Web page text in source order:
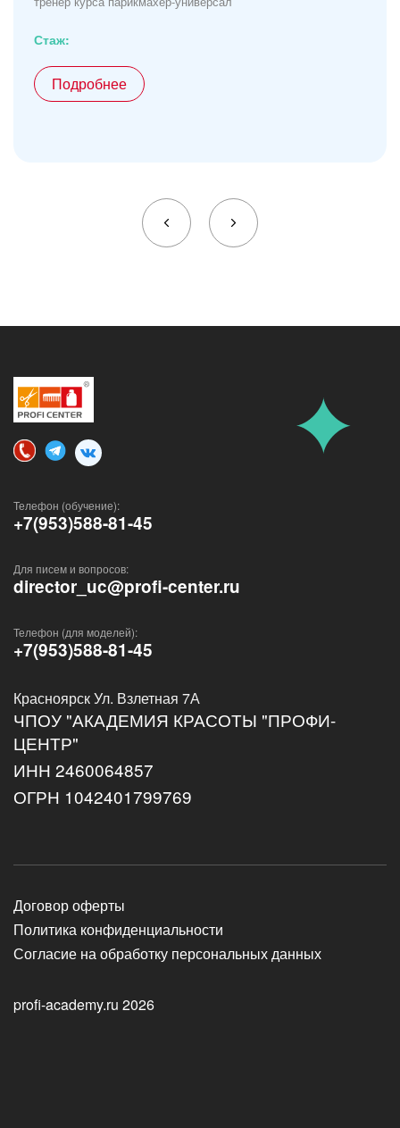
Телефон (обучение):
+7(953)588-81-45
Для писем и вопросов:
director_uc@profi-center.ru
Телефон (для моделей):
+7(953)588-81-45
Красноярск Ул. Взлетная 7А
ЧПОУ "АКАДЕМИЯ КРАСОТЫ "ПРОФИ-
ЦЕНТР"
ИНН 2460064857
ОГРН 1042401799769
Договор оферты
Политика конфиденциальности
Согласие на обработку персональных данных
profi-academy.ru 2026